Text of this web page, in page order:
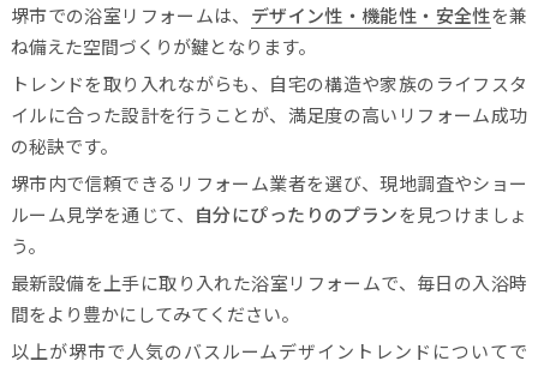
堺市での浴室リフォームは、 デザイン性・機能性・安全性を兼
ね備えた空間づくりが鍵となります。
トレンドを取り入れながらも、自宅の構造や家族のライフスタ
イルに合った設計を行うことが、満足度の高いリフォーム成功
の秘訣です。
堺市内で信頼できるリフォーム業者を選び、現地調査やショー
ルーム見学を通じて、 自分にぴったりのプランを見つけましょ
う。
最新設備を上手に取り入れた浴室リフォームで、毎日の入浴時
間をより豊かにしてみてください。
以上が堺市で人気のバスルームデザイントレンドについてで